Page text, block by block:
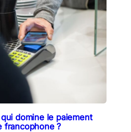
domine le paiement
francophone ?